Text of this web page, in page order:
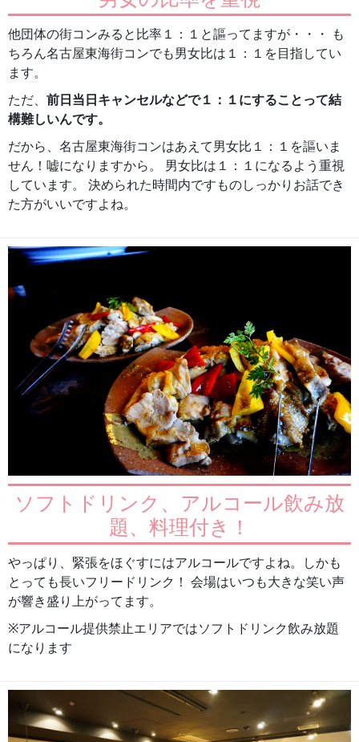
他団体の街コンみると比率１：１と謳ってますが・・・ も
ちろん名古屋東海街コンでも男女比は１：１を目指してい
ます。
ただ、 前日当日キャンセルなどで１：１にすることって結
構難しいんです。
だから、名古屋東海街コンはあえて男女比１：１を謳いま
せん！嘘になりますから。 男女比は１：１になるよう重視
しています。 決められた時間内ですものしっかりお話でき
た方がいいですよね。
ソフトドリンク、アルコール飲み放
題、料理付き！
やっぱり、緊張をほぐすにはアルコールですよね。しかも
とっても長いフリードリンク！ 会場はいつも大きな笑い声
が響き盛り上がってます。
※アルコール提供禁止エリアではソフトドリンク飲み放題
になります